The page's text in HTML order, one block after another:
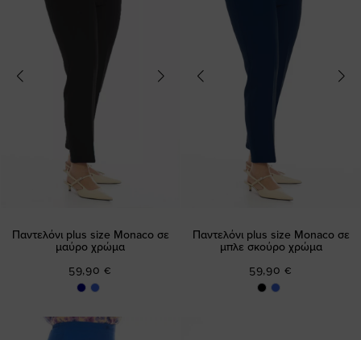
Παντελόνι plus size Monaco σε
μαύρο χρώμα
59,90 €
Παντελόνι plus size Monaco σε
μπλε σκούρο χρώμα
59,90 €